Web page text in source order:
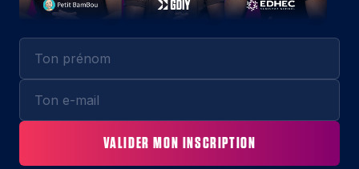
VALIDER MON INSCRIPTION